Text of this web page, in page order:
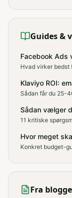
Guides &
Facebook Ads
Hvad virker bedst
Klaviyo ROI:
Sådan får du 25-
Sådan vælger
11 kritiske
Hvor meget
Konkret budget-
Fra